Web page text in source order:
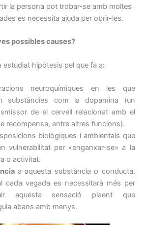
la persona pot trobar-se amb moltes
es necessita ajuda per obrir-les.
possibles causes?
estudiat hipòtesis pel que fa a:
neuroquímiques en les que
substàncies com la dopamina (un
de el cervell relacionat amb el
recompensa, entre altres funcions).
biològiques i ambientals que
vulnerabilitat per «enganxar-se» a la
o activitat.
a aquesta substància o conducta,
cada vegada es necessitarà més per
aquesta sensació plaent que
abans amb menys.